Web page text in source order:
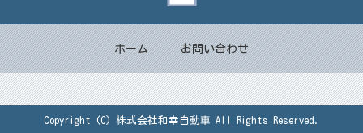
ホーム お問い合わせ
Back to top
Copyright (C) 株式会社和幸自動車 All Rights Reserved.